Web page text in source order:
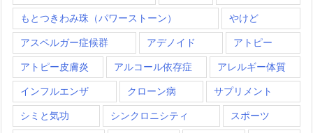
もとつきわみ珠（パワーストーン） やけど
アスペルガー症候群 アデノイド アトピー
アトピー皮膚炎 アルコール依存症 アレルギー体質
インフルエンザ クローン病 サプリメント
シミと気功 シンクロニシティ スポーツ